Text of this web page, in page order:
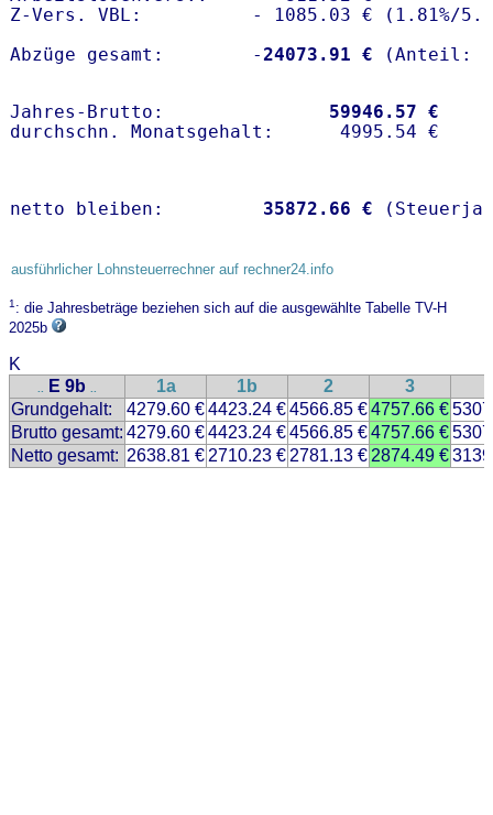
Z-Vers. VBL:          - 1085.03 € ( 1.81%/
Abzüge gesamt:        -24073.91 €
Jahres-Brutto: 59946.57 €
netto bleiben: 35872.66 €
ausführlicher Lohnsteuerrechner auf rechner24.info
1: die Jahresbeträge beziehen sich auf die ausgewählte Tabelle TV-H
2025b
K
.. E 9b .. 1a 1b 2 3
Grundgehalt:
4279.60 €4423.24 €4566.85 €4757.66 €
Brutto gesamt: 4279.60 €4423.24 €4566.85 €4757.66 €
Netto gesamt: 2638.81 € 2710.23 € 2781.13 € 2874.49 €